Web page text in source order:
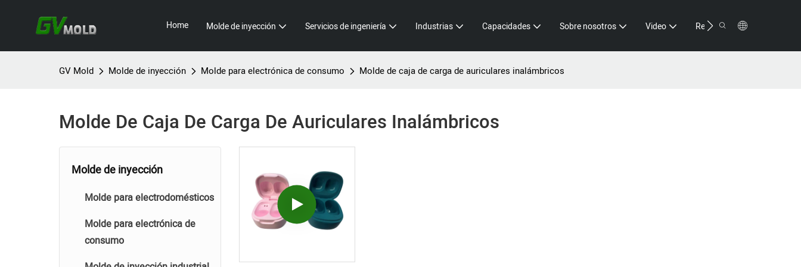
Home Molde de inyección Servicios de ingeniería Industrias Capacidades Sobre nosotros Video Recurso
GV Mold Molde de inyección Molde para electrónica de consumo Molde de caja de carga de auriculares inalámbricos
Molde De Caja De Carga De Auriculares Inalámbricos
Molde de inyección
Molde para electrodomésticos
Molde para electrónica de
consumo